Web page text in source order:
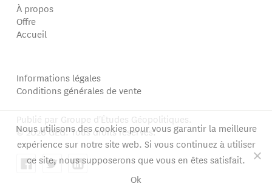
À propos
Offre
Accueil
Informations légales
Conditions générales de vente
Publié par Groupe d'Études Géopolitiques.
© 2026 GEG. Tous droits réservés.
Nous utilisons des cookies pour vous garantir la meilleure
expérience sur notre site web. Si vous continuez à utiliser
ce site, nous supposerons que vous en êtes satisfait.
Ok